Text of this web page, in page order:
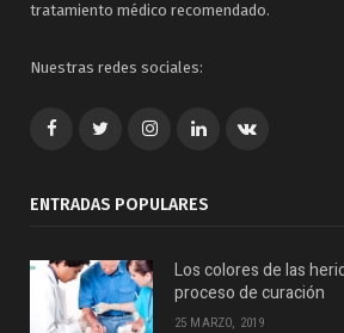
tratamiento médico recomendado.
Nuestras redes sociales:
FacebookTwitterGoogle+LinkedInVK
ENTRADAS POPULARES
Los colores de las
proceso de curación
25 MARZO, 2019